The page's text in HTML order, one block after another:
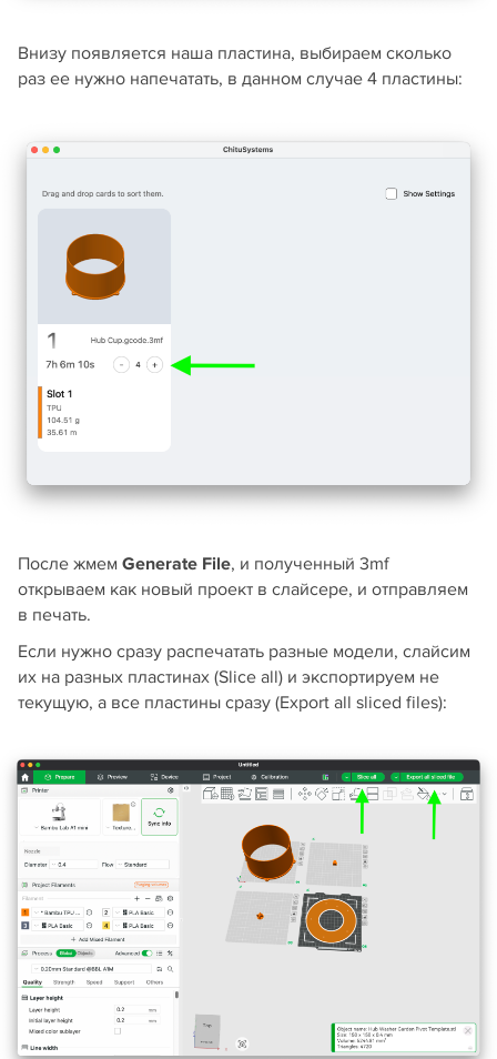
Внизу появляется наша пластина, выбираем сколько
раз ее нужно напечатать, в данном случае 4 пластины:
После жмем Generate File, и полученный 3mf
открываем как новый проект в слайсере, и отправляем
в печать.
Если нужно сразу распечатать разные модели, слайсим
их на разных пластинах (Slice all) и экспортируем не
текущую, а все пластины сразу (Export all sliced files):